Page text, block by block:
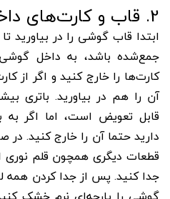
2. قاب و کارت‌های داخلی را خارج کنید
ابتدا قاب گوشی را در بیاورید
جمع‌شده باشد، به داخل
کارت‌ها را خارج کنید و اگر از
آن را هم در بیاورید. باتری
قابل تعویض است، اما اگر
دارید حتما آن را خارج کنید.
قطعات دیگری همچون قلم نوری
جدا کنید. پس از جدا کردن همه